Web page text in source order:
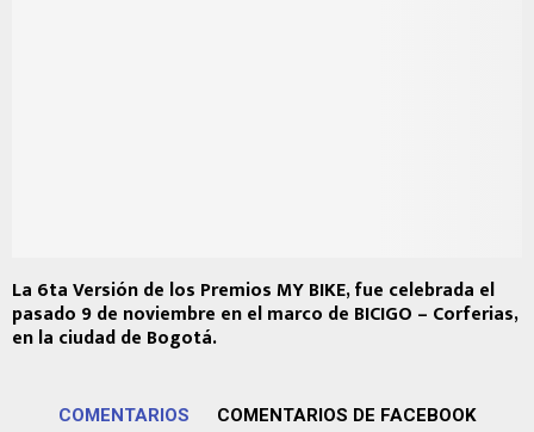
La 6ta Versión de los Premios MY BIKE, fue celebrada el
pasado 9 de noviembre en el marco de BICIGO – Corferias,
en la ciudad de Bogotá.
COMENTARIOS COMENTARIOS DE FACEBOOK